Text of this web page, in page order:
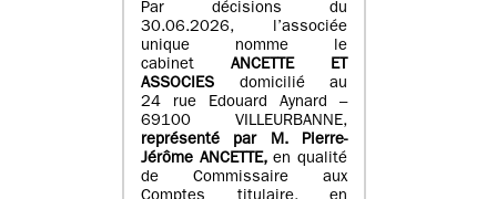
Par décisions du
30.06.2026, l’associée
unique nomme le
cabinet ANCETTE ET
ASSOCIES
domicilié au
24 rue Edouard Aynard –
69100 VILLEURBANNE,
représenté par M.Pierre-
Jérôme ANCETTE, en qualité
de Commissaire aux